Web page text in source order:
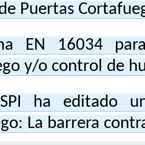
Puertas
EN 16034
y/o control de
ha
La barrera